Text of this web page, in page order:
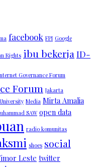
facebook FPI Google
Rights ibu bekerja ID-
Governance Forum
Forum Jakarta
Media Mirta Amalia
SAW open data
radio komunitas
shoes social
Leste twitter